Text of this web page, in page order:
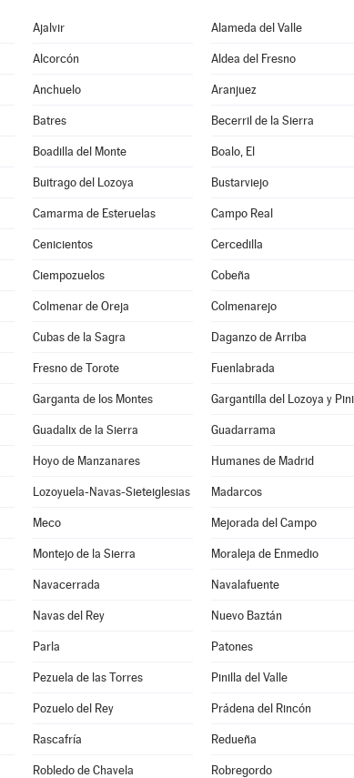
Ajalvir Alameda del Valle
Alcorcón Aldea del Fresno
Anchuelo Aranjuez
Batres Becerril de la Sierra
Boadilla del Monte Boalo, El
Buitrago del Lozoya Bustarviejo
Camarma de Esteruelas Campo Real
Cenicientos Cercedilla
Ciempozuelos Cobeña
Colmenar de Oreja Colmenarejo
Cubas de la Sagra Daganzo de Arriba
Fresno de Torote Fuenlabrada
Garganta de los Montes
Guadalix de la Sierra Guadarrama
Hoyo de Manzanares Humanes de Madrid
Lozoyuela-Navas-Sieteiglesias Madarcos
Meco Mejorada del Campo
Montejo de la Sierra Moraleja de Enmedio
Navacerrada Navalafuente
Navas del Rey Nuevo Baztán
Parla Patones
Pezuela de las Torres Pinilla del Valle
Pozuelo del Rey Prádena del Rincón
Rascafría Redueña
Robledo de Chavela Robregordo